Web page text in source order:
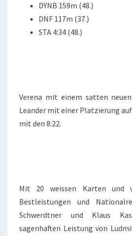
DYNB 159m (48.)
DNF 117m (37.)
STA 4:34 (48.)
Verena mit einem satten
Leander mit einer Platzierung
mit den 8:22.
Mit 20 weissen Karten und
Bestleistungen und
Schwerdtner und Klaus
sagenhaften Leistung von